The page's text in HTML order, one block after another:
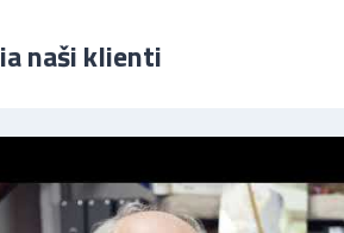
naši klienti